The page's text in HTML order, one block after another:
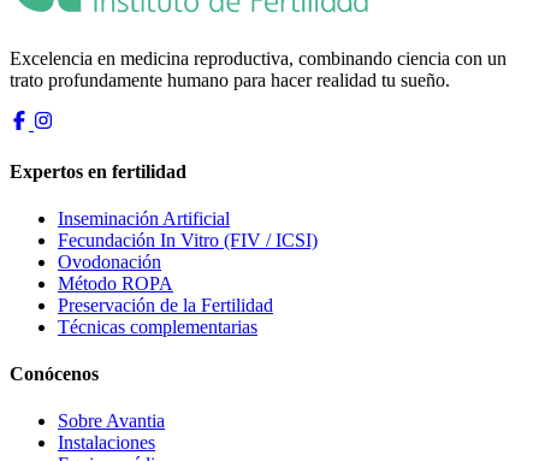
Excelencia en medicina reproductiva, combinando ciencia con un
trato profundamente humano para hacer realidad tu sueño.
Expertos en fertilidad
Inseminación Artificial
Fecundación In Vitro (FIV / ICSI)
Ovodonación
Método ROPA
Preservación de la Fertilidad
Técnicas complementarias
Conócenos
Sobre Avantia
Instalaciones